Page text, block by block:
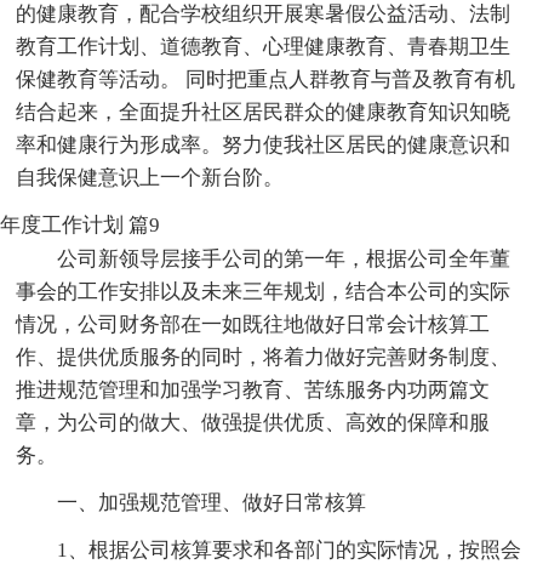
的健康教育，配合学校组织开展寒暑假公益活动、法制
教育工作计划、道德教育、心理健康教育、青春期卫生
保健教育等活动。 同时把重点人群教育与普及教育有机
结合起来，全面提升社区居民群众的健康教育知识知晓
率和健康行为形成率。努力使我社区居民的健康意识和
自我保健意识上一个新台阶。
年度工作计划 篇9
公司新领导层接手公司的第一年，根据公司全年董
事会的工作安排以及未来三年规划，结合本公司的实际
情况，公司财务部在一如既往地做好日常会计核算工
作、提供优质服务的同时，将着力做好完善财务制度、
推进规范管理和加强学习教育、苦练服务内功两篇文
章，为公司的做大、做强提供优质、高效的保障和服
务。
一、加强规范管理、做好日常核算
1、根据公司核算要求和各部门的实际情况，按照会